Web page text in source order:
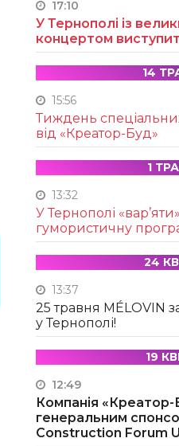
17:10
У Тернополі із
концертом
14
15:56
Тиждень
від «Креатор-Буд»
1
13:32
У Тернополі
гумористичну
24
13:37
25 травня MÉLOVIN
у Тернополі!
19
12:49
Компанія «Креатор-
генеральним
Construction Forum